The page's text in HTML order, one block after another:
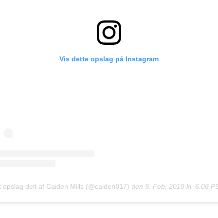
Vis dette opslag på Instagram
opslag delt af Caiden Mills (@caiden817) den 9. Feb, 2019 kl. 6.08